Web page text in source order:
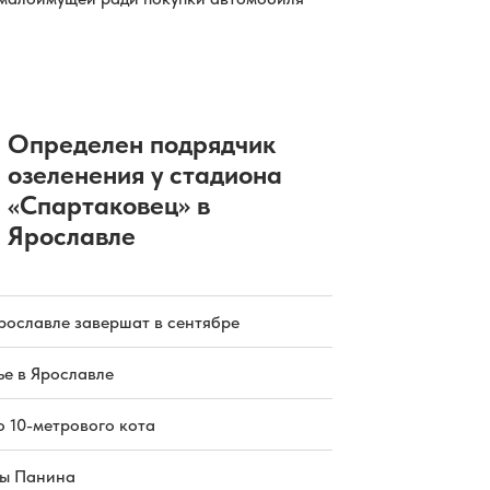
Определен подрядчик
озеленения у стадиона
«Спартаковец» в
Ярославле
завершат в сентябре
в Ярославле
10-метрового кота
Панина